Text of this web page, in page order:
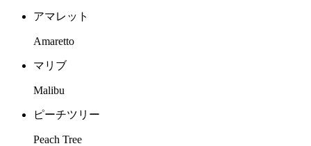
アマレット
Amaretto
マリブ
Malibu
ピーチツリー
Peach Tree